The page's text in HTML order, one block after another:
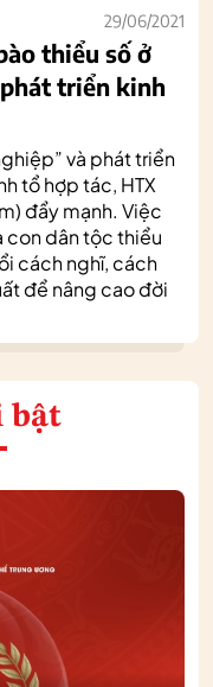
29/06/2021
thiểu số ở
triển kinh
và phát triển
tổ hợp tác, HTX
đẩy mạnh. Việc
con dân tộc thiểu
cách nghĩ, cách
để nâng cao đời
bật